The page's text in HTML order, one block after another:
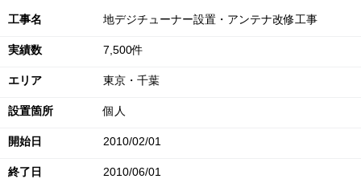
工事名 地デジチューナー設置・アンテナ改修工事
実績数 7,500件
エリア 東京・千葉
設置箇所 個人
開始日 2010/02/01
終了日 2010/06/01